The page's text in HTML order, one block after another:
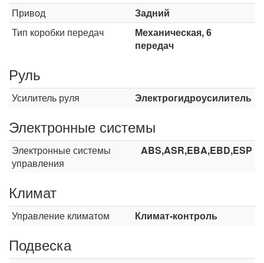
Привод
Задний
Тип коробки передач
Механическая, 6
передач
Руль
Усилитель руля Электрогидроусилитель
Электронные системы
Электронные системы
управления
ABS,ASR,EBA,EBD,ESP
Климат
Управление климатом Климат-контроль
Подвеска